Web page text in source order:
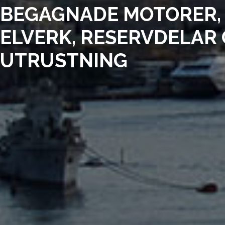
BEGAGNADE MOTORER,
ELVERK, RESERVDELAR
UTRUSTNING